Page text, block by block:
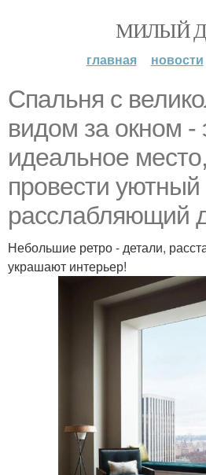
МИЛЫЙ
главная новости
Спальня с
видом за окном -
идеальное
провести уютный
расслабляющий
Небольшие ретро - детали,
украшают интерьер!